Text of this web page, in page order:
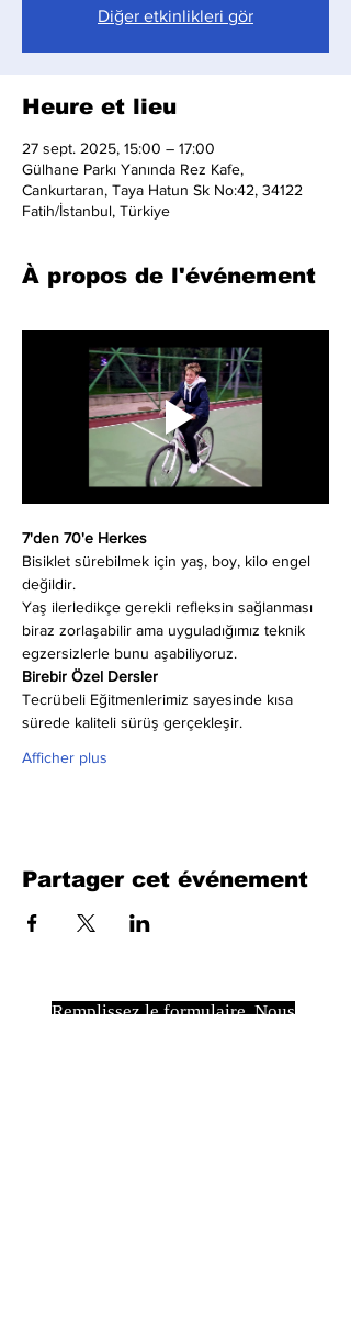
Diğer etkinlikleri gör
Heure et lieu
27 sept. 2025, 15:00 – 17:00
Gülhane Parkı Yanında Rez Kafe,
Cankurtaran, Taya Hatun Sk No:42, 34122
Fatih/İstanbul, Türkiye
À propos de l'événement
7'den 70'e Herkes
Bisiklet sürebilmek için yaş, boy, kilo engel
değildir.
Yaş ilerledikçe gerekli refleksin sağlanması
biraz zorlaşabilir ama uyguladığımız teknik
egzersizlerle bunu aşabiliyoruz.
Birebir Özel Dersler
Tecrübeli Eğitmenlerimiz sayesinde kısa
sürede kaliteli sürüş gerçekleşir.
Afficher plus
Partager cet événement
Remplissez le formulaire. Nous